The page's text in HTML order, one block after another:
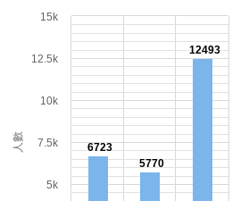
人數
6723
5770
12493
5k
7.5k
10k
12.5k
15k